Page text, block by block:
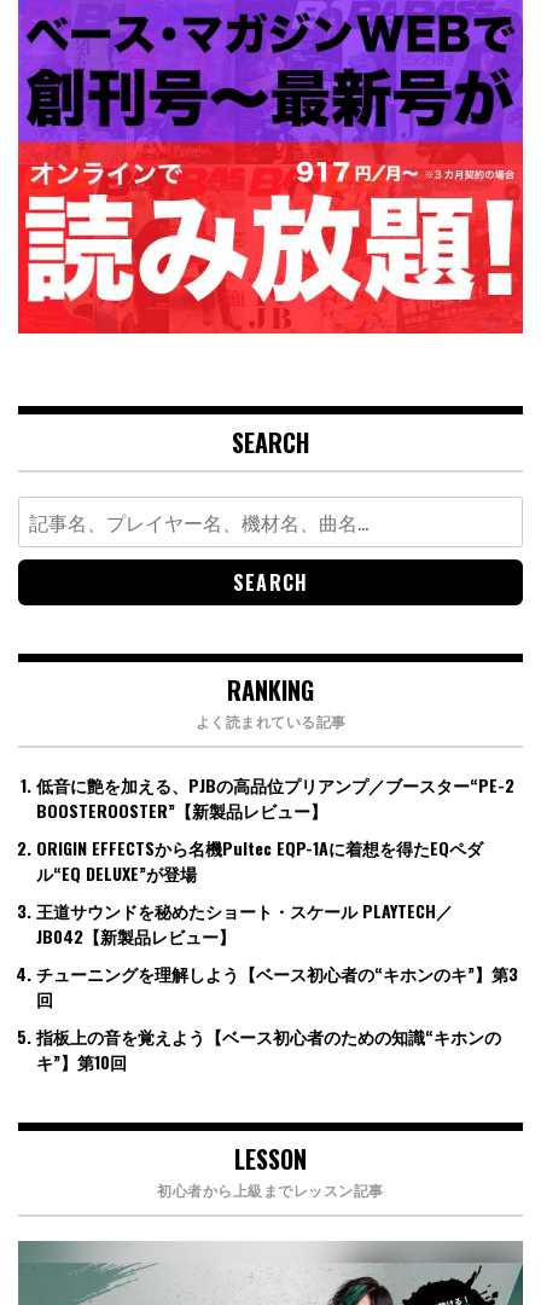
SEARCH
Search
for:
RANKING
よく読まれている記事
低音に艶を加える、PJBの高品位プリアンプ／ブースター“PE-2
BOOSTEROOSTER”【新製品レビュー】
ORIGIN EFFECTSから名機Pultec EQP-1Aに着想を得たEQペダ
ル“EQ DELUXE”が登場
王道サウンドを秘めたショート・スケール PLAYTECH／
JB042【新製品レビュー】
チューニングを理解しよう【ベース初心者の“キホンのキ”】第3
回
指板上の音を覚えよう【ベース初心者のための知識“キホンの
キ”】第10回
LESSON
初心者から上級までレッスン記事